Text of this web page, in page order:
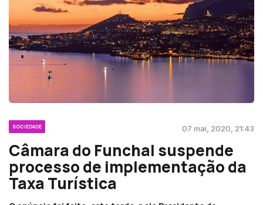
SOCIEDADE 07 mai, 2020, 21:43
Câmara do Funchal suspende
processo de implementação da
Taxa Turística